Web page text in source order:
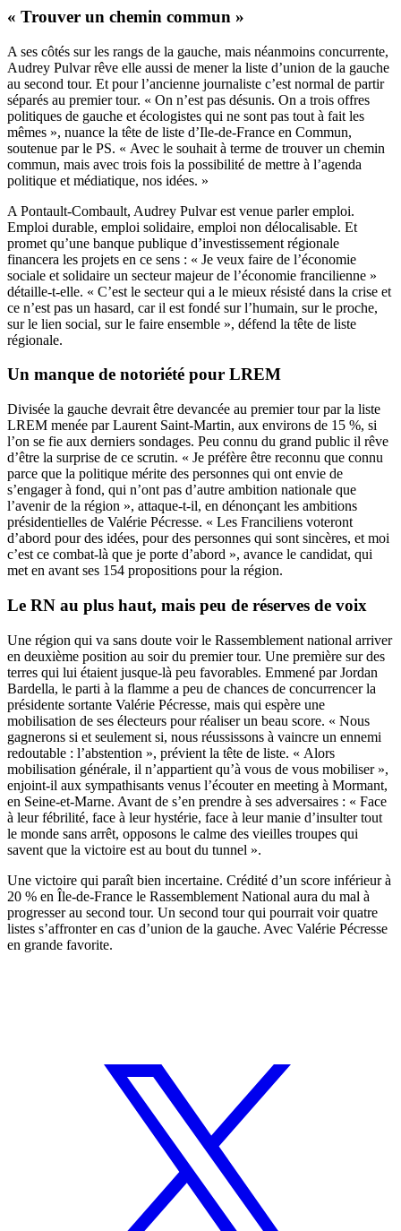
« Trouver un chemin commun »
A ses côtés sur les rangs de la gauche, mais néanmoins concurrente,
Audrey Pulvar rêve elle aussi de mener la liste d’union de la gauche
au second tour. Et pour l’ancienne journaliste c’est normal de partir
séparés au premier tour. « On n’est pas désunis. On a trois offres
politiques de gauche et écologistes qui ne sont pas tout à fait les
mêmes », nuance la tête de liste d’Ile-de-France en Commun,
soutenue par le PS. « Avec le souhait à terme de trouver un chemin
commun, mais avec trois fois la possibilité de mettre à l’agenda
politique et médiatique, nos idées. »
A Pontault-Combault, Audrey Pulvar est venue parler emploi.
Emploi durable, emploi solidaire, emploi non délocalisable. Et
promet qu’une banque publique d’investissement régionale
financera les projets en ce sens : « Je veux faire de l’économie
sociale et solidaire un secteur majeur de l’économie francilienne »
détaille-t-elle. « C’est le secteur qui a le mieux résisté dans la crise et
ce n’est pas un hasard, car il est fondé sur l’humain, sur le proche,
sur le lien social, sur le faire ensemble », défend la tête de liste
régionale.
Un manque de notoriété pour LREM
Divisée la gauche devrait être devancée au premier tour par la liste
LREM menée par Laurent Saint-Martin, aux environs de 15 %, si
l’on se fie aux derniers sondages. Peu connu du grand public il rêve
d’être la surprise de ce scrutin. « Je préfère être reconnu que connu
parce que la politique mérite des personnes qui ont envie de
s’engager à fond, qui n’ont pas d’autre ambition nationale que
l’avenir de la région », attaque-t-il, en dénonçant les ambitions
présidentielles de Valérie Pécresse. « Les Franciliens voteront
d’abord pour des idées, pour des personnes qui sont sincères, et moi
c’est ce combat-là que je porte d’abord », avance le candidat, qui
met en avant ses 154 propositions pour la région.
Le RN au plus haut, mais peu de réserves de voix
Une région qui va sans doute voir le Rassemblement national arriver
en deuxième position au soir du premier tour. Une première sur des
terres qui lui étaient jusque-là peu favorables. Emmené par Jordan
Bardella, le parti à la flamme a peu de chances de concurrencer la
présidente sortante Valérie Pécresse, mais qui espère une
mobilisation de ses électeurs pour réaliser un beau score. « Nous
gagnerons si et seulement si, nous réussissons à vaincre un ennemi
redoutable : l’abstention », prévient la tête de liste. « Alors
mobilisation générale, il n’appartient qu’à vous de vous mobiliser »,
enjoint-il aux sympathisants venus l’écouter en meeting à Mormant,
en Seine-et-Marne. Avant de s’en prendre à ses adversaires : « Face
à leur fébrilité, face à leur hystérie, face à leur manie d’insulter tout
le monde sans arrêt, opposons le calme des vieilles troupes qui
savent que la victoire est au bout du tunnel ».
Une victoire qui paraît bien incertaine. Crédité d’un score inférieur à
20 % en Île-de-France le Rassemblement National aura du mal à
progresser au second tour. Un second tour qui pourrait voir quatre
listes s’affronter en cas d’union de la gauche. Avec Valérie Pécresse
en grande favorite.